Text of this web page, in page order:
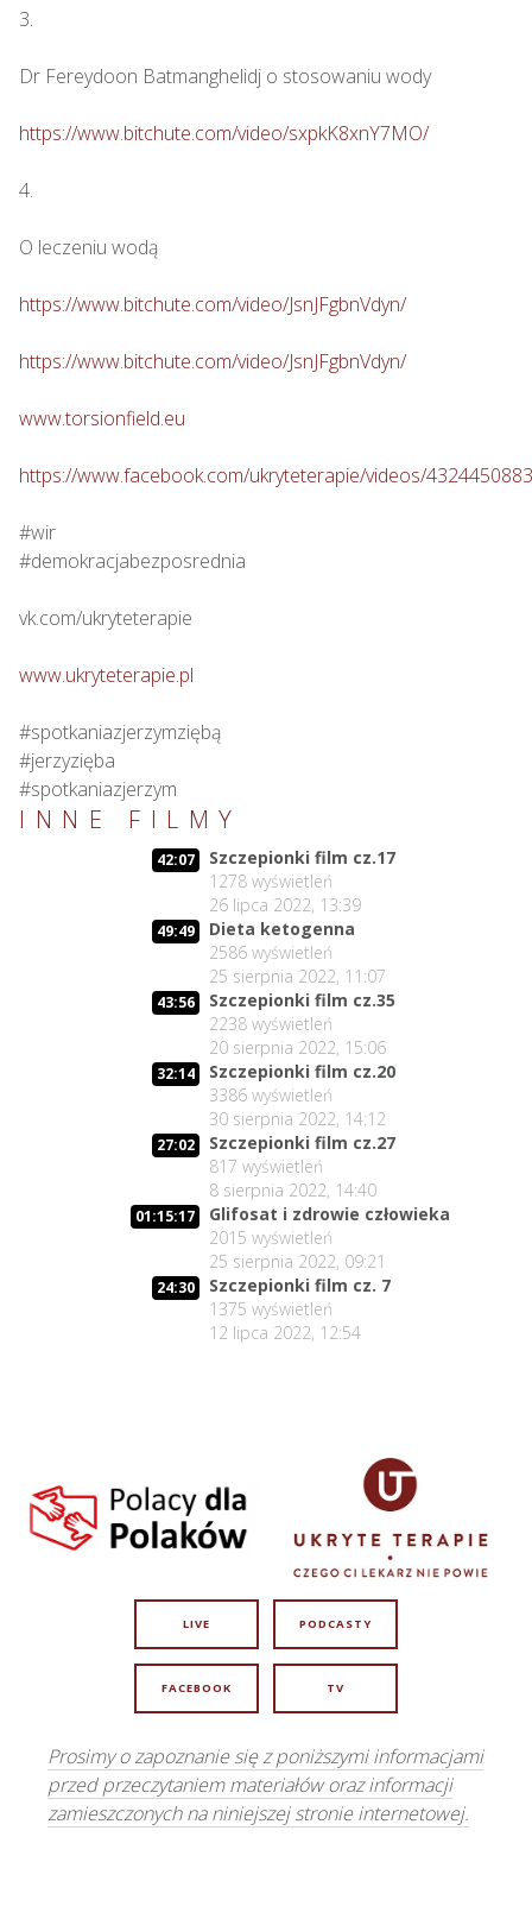
3.
Dr Fereydoon Batmanghelidj o stosowaniu wody
https://www.bitchute.com/video/sxpkK8xnY7MO/
4.
O leczeniu wodą
https://www.bitchute.com/video/JsnJFgbnVdyn/
https://www.bitchute.com/video/JsnJFgbnVdyn/
www.torsionfield.eu
https://www.facebook.com/ukryteterapie/videos/
#wir
#demokracjabezposrednia
vk.com/ukryteterapie
www.ukryteterapie.pl
#spotkaniazjerzymziębą
#jerzyzięba
#spotkaniazjerzym
INNE FILMY
42:07
Szczepionki film cz.17
1278 wyświetleń
26 lipca 2022, 13:39
49:49
Dieta ketogenna
2586 wyświetleń
25 sierpnia 2022, 11:07
43:56
Szczepionki film cz.35
2238 wyświetleń
20 sierpnia 2022, 15:06
32:14
Szczepionki film cz.20
3386 wyświetleń
30 sierpnia 2022, 14:12
27:02
Szczepionki film cz.27
817 wyświetleń
8 sierpnia 2022, 14:40
01:15:17
Glifosat i zdrowie człowieka
2015 wyświetleń
25 sierpnia 2022, 09:21
24:30
Szczepionki film cz. 7
1375 wyświetleń
12 lipca 2022, 12:54
LIVE PODCASTY
FACEBOOK TV
Prosimy o zapoznanie się z poniższymi informacjami
przed przeczytaniem materiałów oraz informacji
zamieszczonych na niniejszej stronie internetowej.